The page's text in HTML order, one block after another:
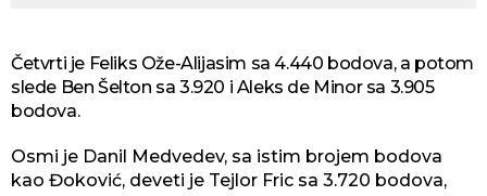
Četvrti je Feliks Ože-Alijasim sa 4.440 bodova, a potom
slede Ben Šelton sa 3.920 i Aleks de Minor sa 3.905
bodova.
Osmi je Danil Medvedev, sa istim brojem bodova
kao Đoković, deveti je Tejlor Fric sa 3.720 bodova,